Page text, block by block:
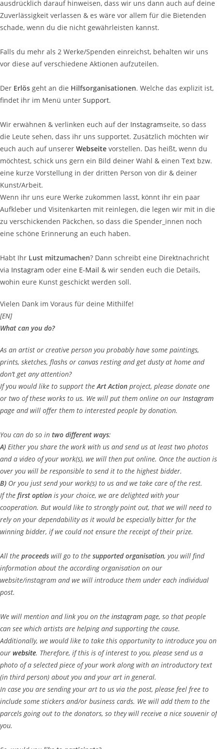
ausdrücklich darauf hinweisen, dass wir uns dann auch auf deine
Zuverlässigkeit verlassen & es wäre vor allem für die Bietenden
schade, wenn du die nicht gewährleisten kannst.
Falls du mehr als 2 Werke/Spenden einreichst, behalten wir uns
vor diese auf verschiedene Aktionen aufzuteilen.
Der Erlös geht an die Hilfsorganisationen. Welche das explizit ist,
findet ihr im Menü unter Support.
Wir erwähnen & verlinken euch auf der Instagramseite, so dass
die Leute sehen, dass ihr uns supportet. Zusätzlich möchten wir
euch auch auf unserer Webseite vorstellen. Das heißt, wenn du
möchtest, schick uns gern ein Bild deiner Wahl & einen Text bzw.
eine kurze Vorstellung in der dritten Person von dir & deiner
Kunst/Arbeit.
Wenn ihr uns eure Werke zukommen lasst, könnt ihr ein paar
Aufkleber und Visitenkarten mit reinlegen, die legen wir mit in die
zu verschickenden Päckchen, so dass die Spender_innen noch
eine schöne Erinnerung an euch haben.
Habt Ihr Lust mitzumachen? Dann schreibt eine Direktnachricht
via Instagram oder eine E-Mail & wir senden euch die Details,
wohin eure Kunst geschickt werden soll.
Vielen Dank im Voraus für deine Mithilfe!
[EN]
What can you do?
As an artist or creative person you probably have some paintings,
prints, sketches, flashs or canvas resting and get dusty at home and
don’t get any attention?
If you would like to support the Art Action project, please donate one
or two of these works to us. We will put them online on our Instagram
page and will offer them to interested people by donation.
You can do so in two different ways:
A) Either you share the work with us and send us at least two photos
and a video of your work(s), we will then put online. Once the auction is
over you will be responsible to send it to the highest bidder.
B) Or you just send your work(s) to us and we take care of the rest.
If the first option is your choice, we are delighted with your
cooperation. But would like to strongly point out, that we will need to
rely on your dependability as it would be especially bitter for the
winning bidder, if we could not ensure the receipt of their prize.
All the proceeds will go to the supported organisation, you will find
information about the according organisation on our
website/instagram and we will introduce them under each individual
post.
We will mention and link you on the instagram page, so that people
can see which artists are helping and supporting the cause.
Additionally, we would like to take this opportunity to introduce you on
our website. Therefore, if this is of interest to you, please send us a
photo of a selected piece of your work along with an introductory text
(in third person) about you and your art in general.
In case you are sending your art to us via the post, please feel free to
include some stickers and/or business cards. We will add them to the
parcels going out to the donators, so they will receive a nice souvenir of
you.